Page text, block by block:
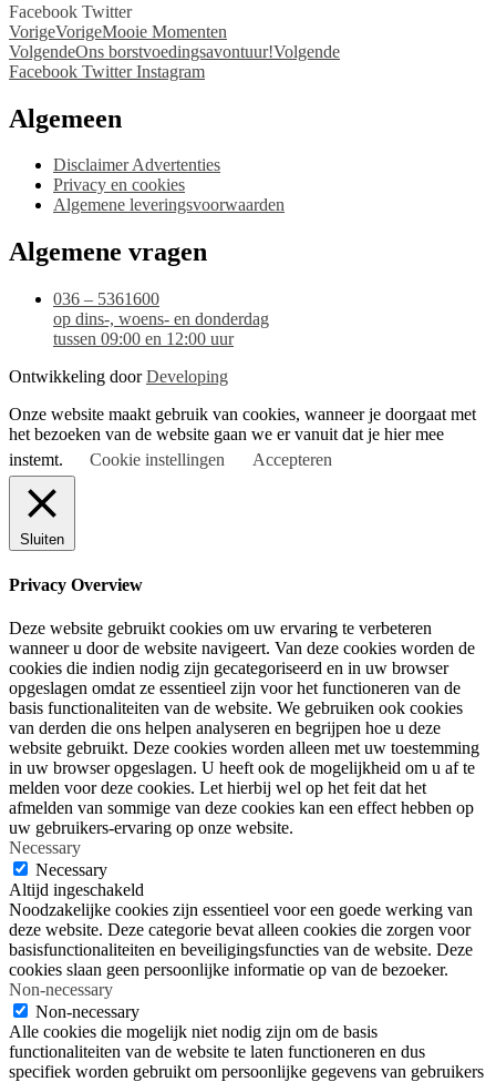
Facebook Twitter
VorigeVorigeMooie Momenten
VolgendeOns borstvoedingsavontuur!Volgende
Facebook Twitter Instagram
Algemeen
Disclaimer Advertenties
Privacy en cookies
Algemene leveringsvoorwaarden
Algemene vragen
036 – 5361600
op dins-, woens- en donderdag
tussen 09:00 en 12:00 uur
Ontwikkeling doorDeveloping
Onze website maakt gebruik van cookies, wanneer je doorgaat met
het bezoeken van de website gaan we er vanuit dat je hier mee
instemt.
Cookie instellingen Accepteren
Sluiten
Privacy Overview
Deze website gebruikt cookies om uw ervaring te verbeteren
wanneer u door de website navigeert. Van deze cookies worden de
cookies die indien nodig zijn gecategoriseerd en in uw browser
opgeslagen omdat ze essentieel zijn voor het functioneren van de
basis functionaliteiten van de website. We gebruiken ook cookies
van derden die ons helpen analyseren en begrijpen hoe u deze
website gebruikt. Deze cookies worden alleen met uw toestemming
in uw browser opgeslagen. U heeft ook de mogelijkheid om u af te
melden voor deze cookies. Let hierbij wel op het feit dat het
afmelden van sommige van deze cookies kan een effect hebben op
uw gebruikers-ervaring op onze website.
Necessary
Necessary
Altijd ingeschakeld
Noodzakelijke cookies zijn essentieel voor een goede werking van
deze website. Deze categorie bevat alleen cookies die zorgen voor
basisfunctionaliteiten en beveiligingsfuncties van de website. Deze
cookies slaan geen persoonlijke informatie op van de bezoeker.
Non-necessary
Non-necessary
Alle cookies die mogelijk niet nodig zijn om de basis
functionaliteiten van de website te laten functioneren en dus
specifiek worden gebruikt om persoonlijke gegevens van gebruikers